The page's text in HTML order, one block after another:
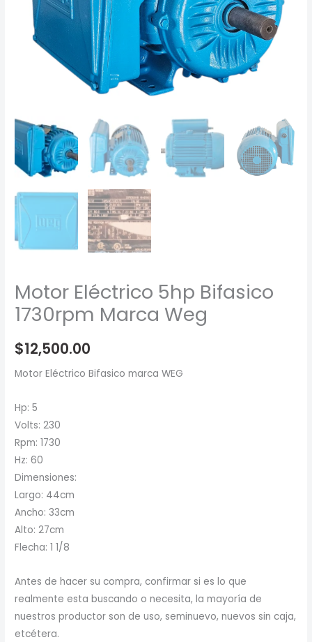
Motor Eléctrico 5hp Bifasico
1730rpm Marca Weg
$12,500.00
Motor Eléctrico Bifasico marca WEG
Hp: 5
Volts: 230
Rpm: 1730
Hz: 60
Dimensiones:
Largo: 44cm
Ancho: 33cm
Alto: 27cm
Flecha: 1 1/8
Antes de hacer su compra, confirmar si es lo que
realmente esta buscando o necesita, la mayoría de
nuestros productor son de uso, seminuevo, nuevos sin caja,
etcétera.
cantidad